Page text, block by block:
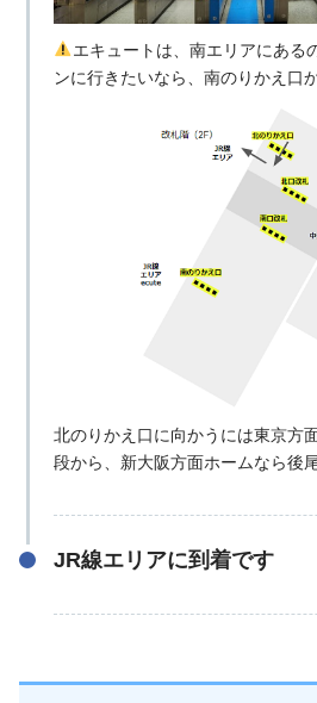
エキュートは、南エリアにある
ンに行きたいなら、南のりかえ口
北のりかえ口に向かうには東京方
段から、新大阪方面ホームなら後
JR線エリアに到着です